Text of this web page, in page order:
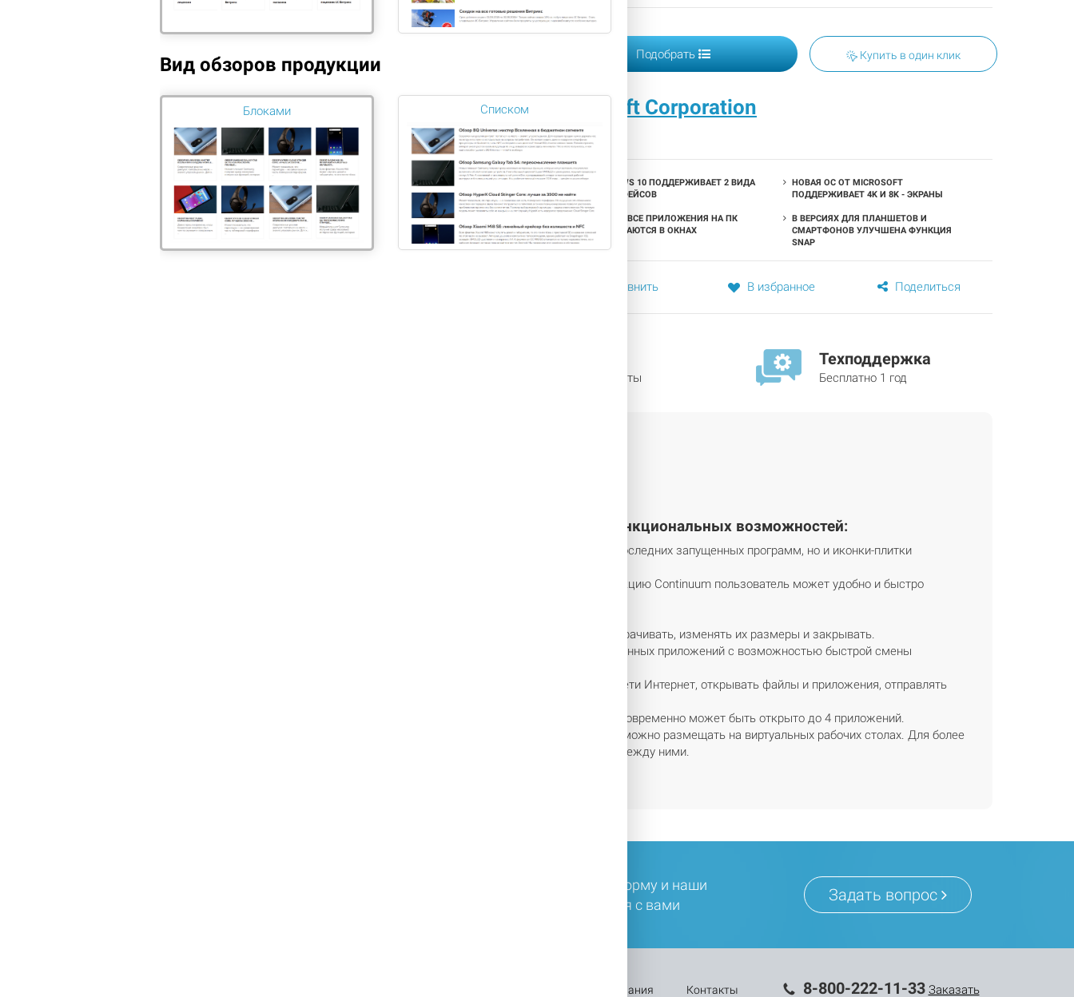
Вид обзоров продукции
Блоками Списком
Подобрать Купить в один клик
Microsoft Corporation
WINDOWS 10 ПОДДЕРЖИВАЕТ 2 ВИДА
ИНТЕРФЕЙСОВ
НОВАЯ ОС ОТ MICROSOFT
ПОДДЕРЖИВАЕТ 4K И 8K - ЭКРАНЫ
ТЕПЕРЬ ВСЕ ПРИЛОЖЕНИЯ НА ПК
ЗАПУСКАЮТСЯ В ОКНАХ
В ВЕРСИЯХ ДЛЯ ПЛАНШЕТОВ И
СМАРТФОНОВ УЛУЧШЕНА ФУНКЦИЯ
SNAP
Сравнить В избранное Поделиться
Множество форм оплаты
Техподдержка
Бесплатно 1 год
Привычный интерфейс Windows в новой версии имеет ещё больше функциональных возможностей:
Меню «Пуск» вернулось на своё законное место и теперь содержит не только список последних запущенных программ, но и иконки-плитки
Windows 10 поддерживает 2 вида интерфейсов — обычный и сенсорный, используя функцию Continuum пользователь может удобно и быстро
Теперь все приложения на ПК запускаются в окнах. Как и в Windows 7, окна можно сворачивать, изменять их размеры и закрывать.
Функция Task View позволяет пользователю просматривать на экране окна всех запущенных приложений с возможностью быстрой смены
С помощью голосового помощника Cortana в Windows 10 легко искать информацию в сети Интернет, открывать файлы и приложения, отправлять
В версиях для планшетов и смартфонов улучшена функция Snap — теперь на экране одновременно может быть открыто до 4 приложений.
В Windows 10 окна приложений или группы приложений для разных рабочих процессов можно размещать на виртуальных рабочих столах. Для более
эффективной работы на экран можно вывести все рабочие столы или переключаться между ними.
Если у вас остались вопросы, заполните форму и наши
специалисты в ближайшее время свяжутся с вами
Задать вопрос
Компания Контакты 8-800-222-11-33 Заказать